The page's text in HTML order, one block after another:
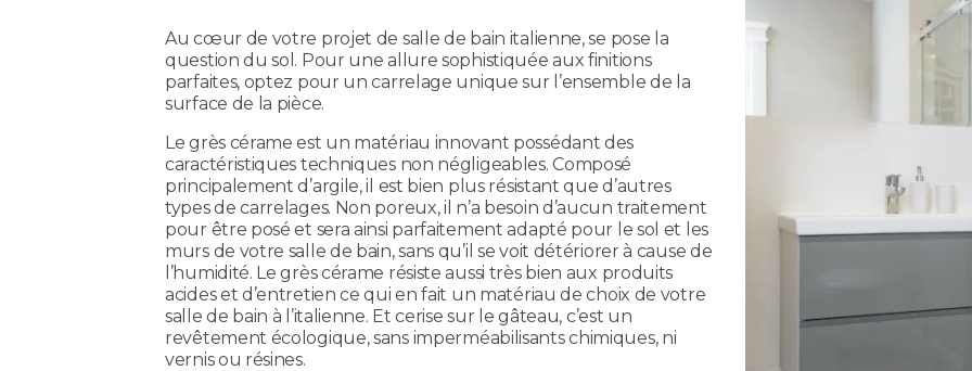
Au cœur de votre projet de salle de bain italienne, se pose la
question du sol. Pour une allure sophistiquée aux finitions
parfaites, optez pour un carrelage unique sur l’ensemble de la
surface de la pièce.
Le grès cérame est un matériau innovant possédant des
caractéristiques techniques non négligeables. Composé
principalement d’argile, il est bien plus résistant que d’autres
types de carrelages. Non poreux, il n’a besoin d’aucun traitement
pour être posé et sera ainsi parfaitement adapté pour le sol et les
murs de votre salle de bain, sans qu’il se voit détériorer à cause de
l’humidité. Le grès cérame résiste aussi très bien aux produits
acides et d’entretien ce qui en fait un matériau de choix de votre
salle de bain à l’italienne. Et cerise sur le gâteau, c’est un
revêtement écologique, sans imperméabilisants chimiques, ni
vernis ou résines.